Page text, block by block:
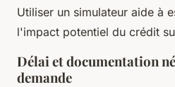
Utiliser un simulateur aide à
l'impact potentiel du crédit
Délai et documentation
demande